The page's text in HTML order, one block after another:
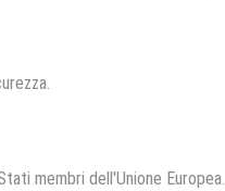
membri dell'Unione Europea.